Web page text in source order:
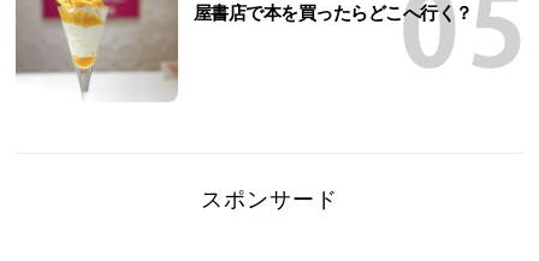
屋書店で本を買ったらどこへ行く？
スポンサード